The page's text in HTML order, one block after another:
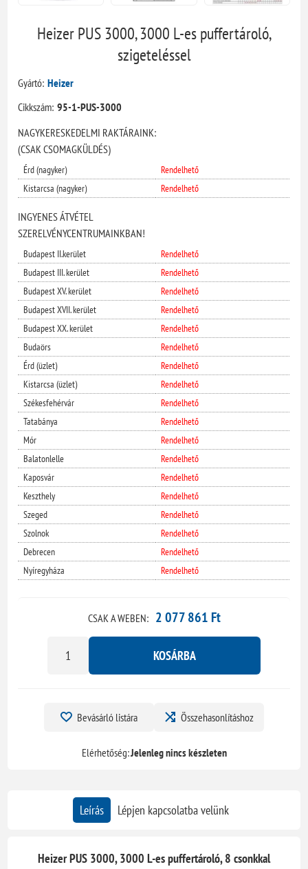
Heizer PUS 3000, 3000 L-es puffertároló,
szigeteléssel
Gyártó: Heizer
Cikkszám: 95-1-PUS-3000
NAGYKERESKEDELMI RAKTÁRAINK:
(CSAK CSOMAGKÜLDÉS)
Érd (nagyker)
Rendelhető
Kistarcsa (nagyker)
Rendelhető
INGYENES ÁTVÉTEL
SZERELVÉNYCENTRUMAINKBAN!
Budapest II.kerület
Rendelhető
Budapest III. kerület
Rendelhető
Budapest XV. kerület
Rendelhető
Budapest XVII. kerület
Rendelhető
Budapest XX. kerület
Rendelhető
Budaörs
Rendelhető
Érd (üzlet)
Rendelhető
Kistarcsa (üzlet)
Rendelhető
Székesfehérvár
Rendelhető
Tatabánya
Rendelhető
Mór
Rendelhető
Balatonlelle
Rendelhető
Kaposvár
Rendelhető
Keszthely
Rendelhető
Szeged
Rendelhető
Szolnok
Rendelhető
Debrecen
Rendelhető
Nyíregyháza
Rendelhető
CSAK A WEBEN: 2 077 861 Ft
KOSÁRBA
Bevásárló listára Összehasonlításhoz
Elérhetőség:Jelenleg nincs készleten
Leírás Lépjen kapcsolatba velünk
Heizer PUS 3000, 3000 L-es puffertároló, 8 csonkkal